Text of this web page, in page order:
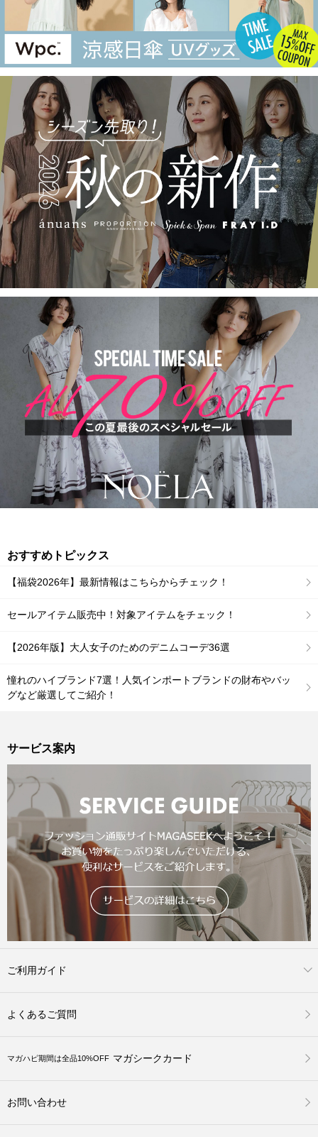
おすすめトピックス
【福袋2026年】最新情報はこちらからチェック！
セールアイテム販売中！対象アイテムをチェック！
【2026年版】大人女子のためのデニムコーデ36選
憧れのハイブランド7選！人気インポートブランドの財布やバッ
グなど厳選してご紹介！
サービス案内
ご利用ガイド
よくあるご質問
マガハピ期間は全品10%OFF マガシークカード
お問い合わせ